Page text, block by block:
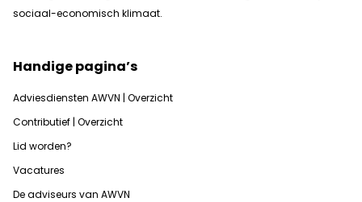
sociaal-economisch klimaat.
Handige pagina’s
Adviesdiensten AWVN | Overzicht
Contributief | Overzicht
Lid worden?
Vacatures
De adviseurs van AWVN